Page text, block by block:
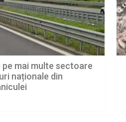
mai multe sectoare
naționale din